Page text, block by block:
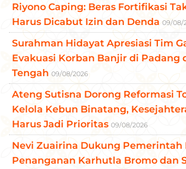
Riyono Caping: Beras Fortifikasi
Harus Dicabut Izin dan Denda 09/08/
Surahman Hidayat Apresiasi Tim
Evakuasi Korban Banjir di Padang
Tengah 09/08/2026
Ateng Sutisna Dorong Reformasi
Kelola Kebun Binatang,
Harus Jadi Prioritas 09/08/2026
Nevi Zuairina Dukung Pemerintah
Penanganan Karhutla Bromo dan